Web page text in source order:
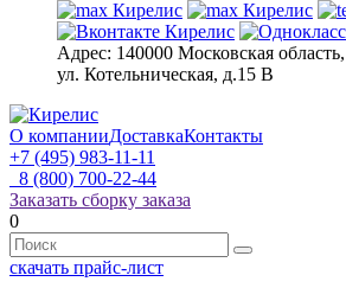
Адрес: 140000 Московская
ул. Котельническая, д.15 В
О компанииДоставкаКонтакты
+7 (495) 983-11-11
8 (800) 700-22-44
Заказать сборку заказа
0
скачать прайс-лист